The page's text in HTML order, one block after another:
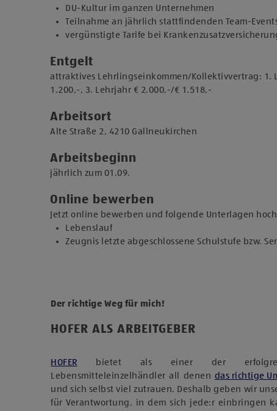
DU-Kultur im ganzen Unternehmen
Teilnahme an jährlich stattfindenden Team-
vergünstigte Tarife bei
Entgelt
attraktives Lehrlingseinkommen/Kollektivvertrag: 1.
1.200,-, 3. Lehrjahr € 2.000,-/€ 1.518,-
Arbeitsort
​Alte Straße 2, 4210 Gallneukirchen​​
Arbeitsbeginn
jährlich zum 01.09.​
Online bewerben
Jetzt online bewerben und folgende Unterlagen
Lebenslauf
Zeugnis letzte abgeschlossene Schulstufe bzw.
HOFER ALS ARBEITGEBER
Der richtige Weg für mich!
HOFER bietet als einer der
Lebensmitteleinzelhändler all denen das richtige
und sich selbst viel zutrauen. Deshalb geben wir
für Verantwortung, in dem sich jede:r einbringen